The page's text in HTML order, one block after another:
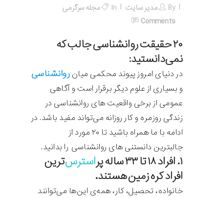
By مدیر سایت In
مجله سرگرمی
Comments
۲۰ حقیقت روانشناسی جالب که
نمی‌دانستید:
در دنیای امروز پیوند محکمی میان روانشناسی
و بسیاری از علوم دیگر برقرار است و آگاهی
عمومی از برخی واقعیت های روانشناسی در
زندگی روزمره و کار روزانه می‌تواند مفید باشد. در
ادامه با ما همراه باشید تا ۲۰ مورد از
جالبترین دانستنی های روانشناسی را بدانید.
۱. افراد ۱۸ تا ۳۳ ساله پر استرس‌ترین
افراد کره زمین هستند.
خانواده، تحصیل، کار، همه‌ی این‌ها می‌توانند